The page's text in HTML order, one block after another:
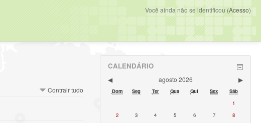
Você ainda não se identificou (Acesso)
Contrair tudo
CALENDÁRIO
◀ agosto 2026 ▶
Dom Seg Ter Qua Qui Sex
Sáb
1
2
3 4 5 6 7
8